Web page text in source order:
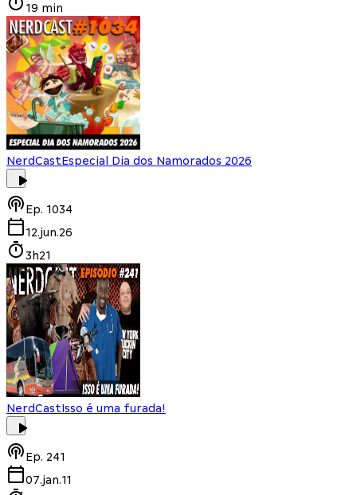
19 min
NerdCastEspecial Dia dos Namorados 2026
Ep. 1034
12.jun.26
3h21
NerdCastIsso é uma furada!
Ep. 241
07.jan.11